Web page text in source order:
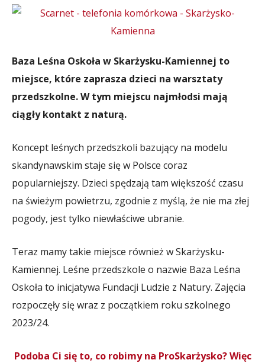
Baza Leśna Oskoła w Skarżysku-Kamiennej to
miejsce, które zaprasza dzieci na warsztaty
przedszkolne. W tym miejscu najmłodsi mają
ciągły kontakt z naturą.
Koncept leśnych przedszkoli bazujący na modelu
skandynawskim staje się w Polsce coraz
popularniejszy. Dzieci spędzają tam większość czasu
na świeżym powietrzu, zgodnie z myślą, że nie ma złej
pogody, jest tylko niewłaściwe ubranie.
Teraz mamy takie miejsce również w Skarżysku-
Kamiennej. Leśne przedszkole o nazwie Baza Leśna
Oskoła to inicjatywa Fundacji Ludzie z Natury. Zajęcia
rozpoczęły się wraz z początkiem roku szkolnego
2023/24.
Podoba Ci się to, co robimy na ProSkarżysko? Więc